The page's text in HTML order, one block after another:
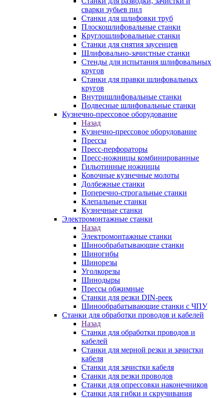
сварки зубьев пил
Станки для шлифовки труб
Плоскошлифовальные станки
Круглошлифовальные станки
Станки для снятия заусенцев
Шлифовально-зачистные станки
Стенды для испытания шлифовальных
кругов
Станки для правки шлифовальных
кругов
Внутришлифовальные станки
Подвесные шлифовальные станки
Кузнечно-прессовое оборудование
Назад
Кузнечно-прессовое оборудование
Прессы
Пресс-перфораторы
Пресс-ножницы комбинированные
Гильотинные ножницы
Ковочные кузнечные молоты
Долбежные станки
Поперечно-строгальные станки
Клепальные станки
Кузнечные станки
Электромонтажные станки
Назад
Электромонтажные станки
Шинообрабатывающие станки
Шиногибы
Шинорезы
Уголкорезы
Шинодыры
Прессы обжимные
Станки для резки DIN-реек
Шинообрабатывающие станки с ЧПУ
Станки для обработки проводов и кабелей
Назад
Станки для обработки проводов и
кабелей
Станки для мерной резки и зачистки
кабеля
Станки для зачистки кабеля
Станки для резки проводов
Станки для опрессовки наконечников
Станки для гибки и скручивания